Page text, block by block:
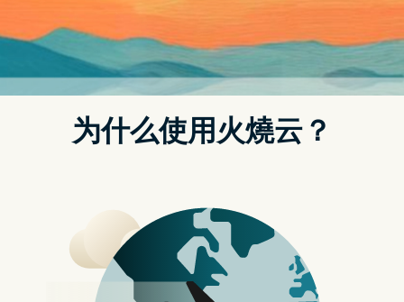
小科普五分钟
苹果在上周二晚上突袭发表了两款新 iPad，不仅如此，还推出了
Apple TV 4K，规格上搭载与 iPhone 14 和 iPhone 14 Plus 相同
的 A15 仿生晶片，平常有在注意每代 iPhone 规格的獭友们一定
对「仿生」这个词不陌生，但你是否好奇过仿生晶片的「仿生」